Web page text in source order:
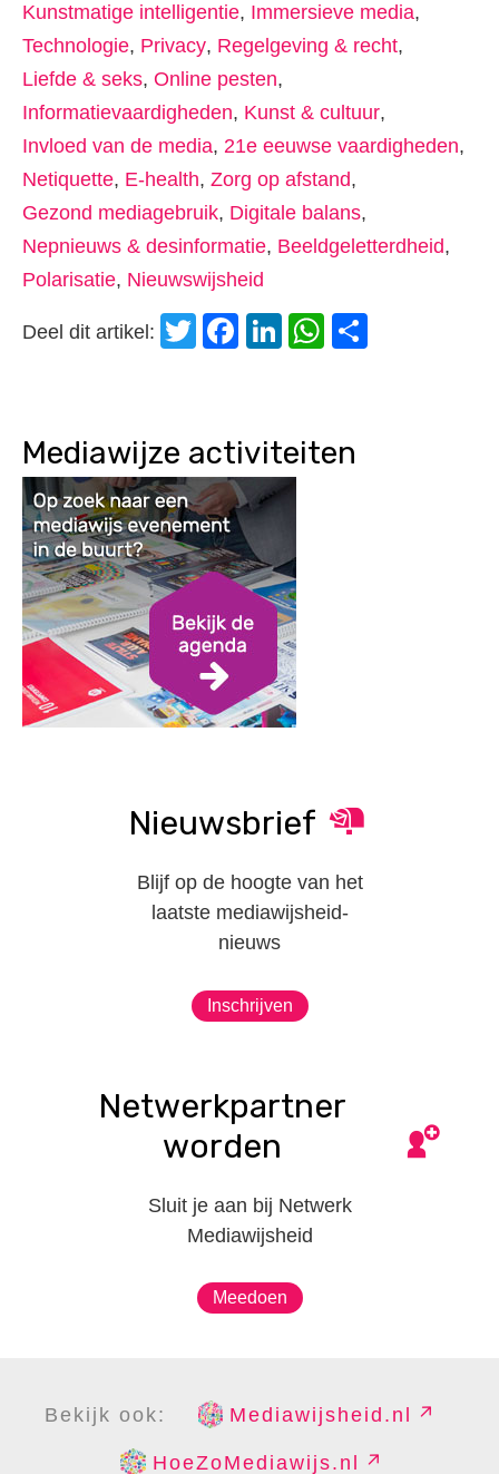
Kunstmatige intelligentie, Immersieve media,
Technologie, Privacy, Regelgeving & recht,
Liefde & seks, Online pesten,
Informatievaardigheden, Kunst & cultuur,
Invloed van de media, 21e eeuwse vaardigheden,
Netiquette, E-health, Zorg op afstand,
Gezond mediagebruik, Digitale balans,
Nepnieuws & desinformatie, Beeldgeletterdheid,
Polarisatie, Nieuwswijsheid
Deel dit artikel: Twitter
Facebook
LinkedIn
WhatsApp
Mediawijze activiteiten
Nieuwsbrief
Blijf op de hoogte van het
laatste mediawijsheid-
nieuws
Inschrijven
Netwerkpartner
worden
Sluit je aan bij Netwerk
Mediawijsheid
Meedoen
Bekijk ook: Mediawijsheid.nl
HoeZoMediawijs.nl